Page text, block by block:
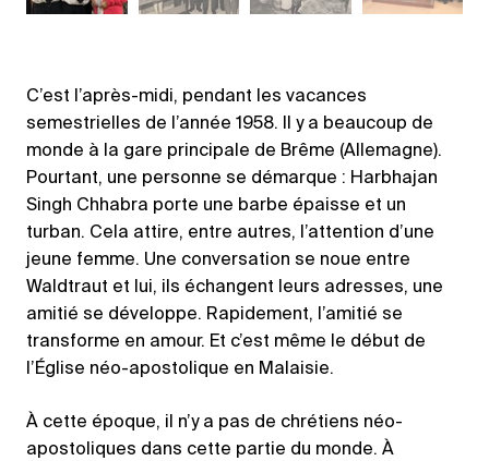
C’est l’après-midi, pendant les vacances
semestrielles de l’année 1958. Il y a beaucoup de
monde à la gare principale de Brême (Allemagne).
Pourtant, une personne se démarque : Harbhajan
Singh Chhabra porte une barbe épaisse et un
turban. Cela attire, entre autres, l’attention d’une
jeune femme. Une conversation se noue entre
Waldtraut et lui, ils échangent leurs adresses, une
amitié se développe. Rapidement, l’amitié se
transforme en amour. Et c’est même le début de
l’Église néo-apostolique en Malaisie.
À cette époque, il n’y a pas de chrétiens néo-
apostoliques dans cette partie du monde. À